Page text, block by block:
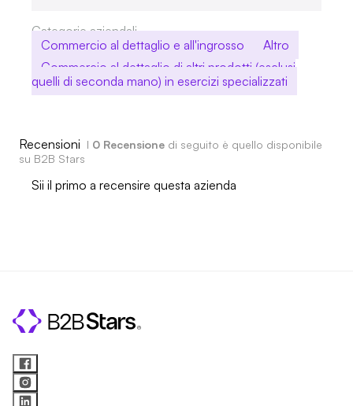
Categorie aziendali
Commercio al dettaglio e all'ingrosso
Altro
Commercio al dettaglio di altri prodotti (esclusi
quelli di seconda mano) in esercizi specializzati
Recensioni I 0 Recensione di seguito è quello disponibile
su B2B Stars
Sii il primo a recensire questa azienda